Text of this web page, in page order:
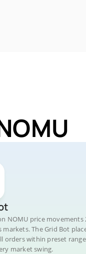
NOMU price movements
markets. The Grid Bot
orders within preset
market swing.